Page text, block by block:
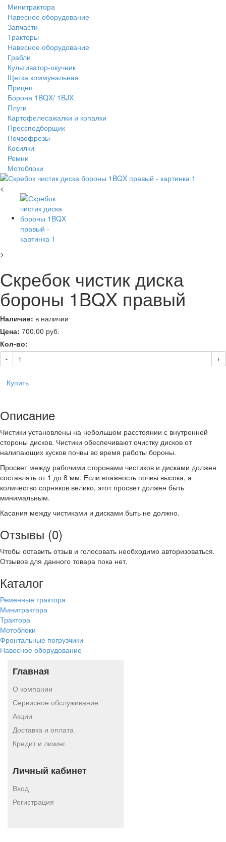
Минитрактора
Навесное оборудование
Запчасти
Тракторы
Навесное оборудование
Грабли
Культиватор-окучник
Щетка коммунальная
Прицеп
Борона 1BQX/ 1BJX
Плуги
Картофелесажалки и копалки
Прессподборщик
Почвофрезы
Косилки
Ремни
Мотоблоки
<
>
Скребок чистик диска
бороны 1BQX правый
Наличие: в наличии
Цена: 700.00 руб.
Кол-во:
- +
Купить
Описание
Чистики установлены на небольшом расстоянии с внутренней
стороны дисков. Чистики обеспечивают очистку дисков от
налипающих кусков почвы во время работы бороны.
Просвет между рабочими сторонами чистиков и дисками должен
составлять от 1 до 8 мм. Если влажность почвы высока, а
количество сорняков велико, этот просвет должен быть
минимальным.
Касания между чистиками и дисками быть не должно.
Отзывы (0)
Чтобы оcтавить отзыв и голосовать необходимо авторизоваться.
Отзывов для данного товара пока нет.
Каталог
Ременные трактора
Минитрактора
Трактора
Мотоблоки
Фронтальные погрузчики
Навесное оборудование
Главная
О компании
Сервисное обслуживание
Акции
Доставка и оплата
Кредит и лизинг
Личный кабинет
Вход
Регистрация